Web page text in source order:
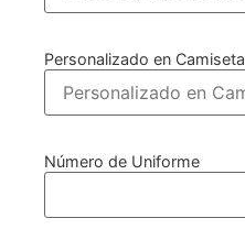
Personalizado en Camiseta
Número de Uniforme